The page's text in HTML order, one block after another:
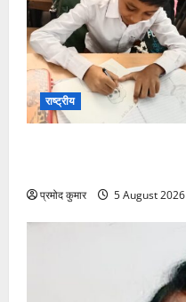
राष्ट्रीय
प्रमोद कुमार 5 August 2026